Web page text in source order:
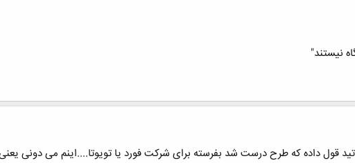
نیستند"
قول داده که طرح درست شد بفرسته برای شرکت فورد یا تویوتا....اینم می دونی